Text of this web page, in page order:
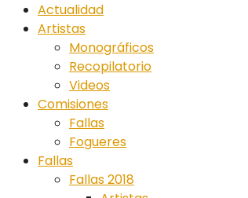
Actualidad
Artistas
Monográficos
Recopilatorio
Videos
Comisiones
Fallas
Fogueres
Fallas
Fallas 2018